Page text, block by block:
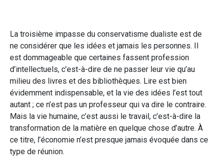
La troisième impasse du conservatisme dualiste est de
ne considérer que les idées et jamais les personnes. Il
est dommageable que certaines fassent profession
d’intellectuels, c’est-à-dire de ne passer leur vie qu’au
milieu des livres et des bibliothèques. Lire est bien
évidemment indispensable, et la vie des idées l’est tout
autant ; ce n’est pas un professeur qui va dire le contraire.
Mais la vie humaine, c’est aussi le travail, c’est-à-dire la
transformation de la matière en quelque chose d’autre. À
ce titre, l’économie n’est presque jamais évoquée dans ce
type de réunion.